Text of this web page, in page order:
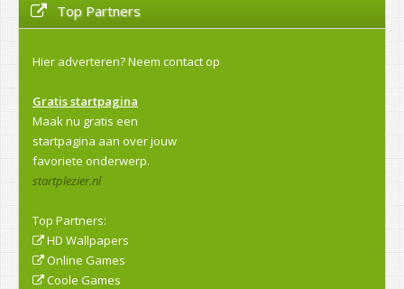
Top Partners
Hier adverteren?Neem contact op
Gratis startpagina
Maak nu gratis een
startpagina aan over jouw
favoriete onderwerp.
startplezier.nl
Top Partners:
HD Wallpapers
Online Games
Coole Games